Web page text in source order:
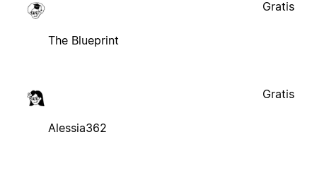
The Blueprint
Gratis
Alessia362
Gratis